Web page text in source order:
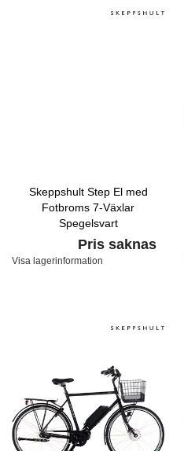
Skeppshult Step El med
Fotbroms 7-Växlar
Spegelsvart
Pris saknas
Visa lagerinformation